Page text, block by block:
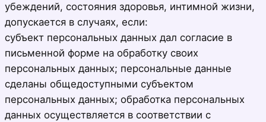
убеждений, состояния здоровья, интимной жизни,
допускается в случаях, если:
субъект персональных данных дал согласие в
письменной форме на обработку своих
персональных данных; персональные данные
сделаны общедоступными субъектом
персональных данных; обработка персональных
данных осуществляется в соответствии с